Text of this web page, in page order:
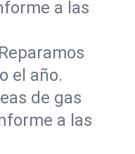
a las
el año.
de gas
a las